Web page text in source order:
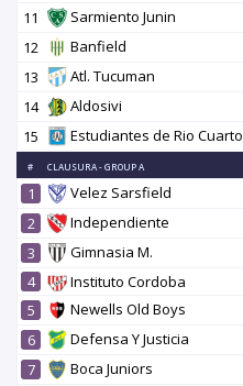
11 Sarmiento Junin
12
Banfield
13
Atl. Tucuman
14
Aldosivi
15
Estudiantes de Rio Cuarto
# CLAUSURA - GROUP A
1 Velez Sarsfield
2
Independiente
3
Gimnasia M.
4
Instituto Cordoba
5
Newells Old Boys
6
Defensa Y Justicia
7
Boca Juniors